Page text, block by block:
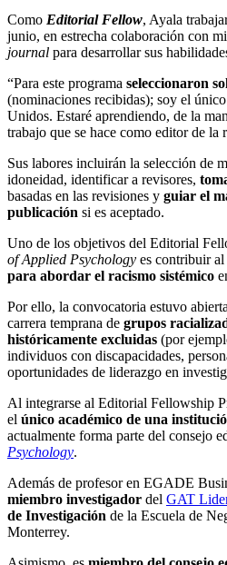
Como Editorial Fellow, Ayala
junio, en estrecha colaboración con
journal para desarrollar sus
“Para este programa seleccionaron
(nominaciones recibidas); soy el
Unidos. Estaré aprendiendo, de la
trabajo que se hace como editor de
Sus labores incluirán la selección de
idoneidad, identificar a revisores,
basadas en las revisiones y guiar el
publicación si es aceptado.
Uno de los objetivos del Editorial
of Applied Psychology es contribuir al
para abordar el racismo sistémico
Por ello, la convocatoria estuvo
carrera temprana de grupos
históricamente excluidas (por
individuos con discapacidades,
oportunidades de liderazgo en
Al integrarse al Editorial Fellowship
el único académico de una
actualmente forma parte del consejo
Psychology.
Además de profesor en EGADE
miembro investigador del GAT
de Investigación de la Escuela de
Monterrey.